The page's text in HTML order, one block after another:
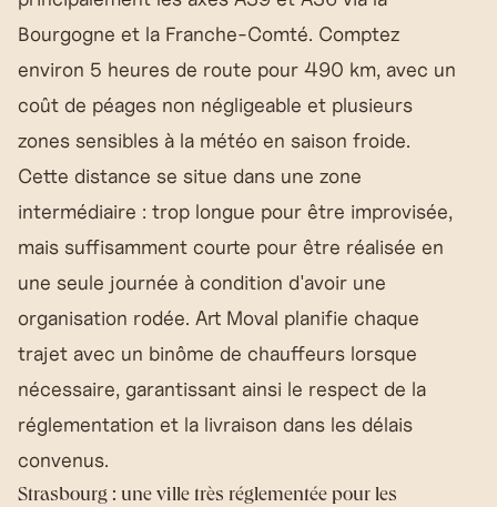
Bourgogne et la Franche-Comté. Comptez
environ 5 heures de route pour 490 km, avec un
coût de péages non négligeable et plusieurs
zones sensibles à la météo en saison froide.
Cette distance se situe dans une zone
intermédiaire : trop longue pour être improvisée,
mais suffisamment courte pour être réalisée en
une seule journée à condition d'avoir une
organisation rodée. Art Moval planifie chaque
trajet avec un binôme de chauffeurs lorsque
nécessaire, garantissant ainsi le respect de la
réglementation et la livraison dans les délais
convenus.
Strasbourg : une ville très réglementée pour les